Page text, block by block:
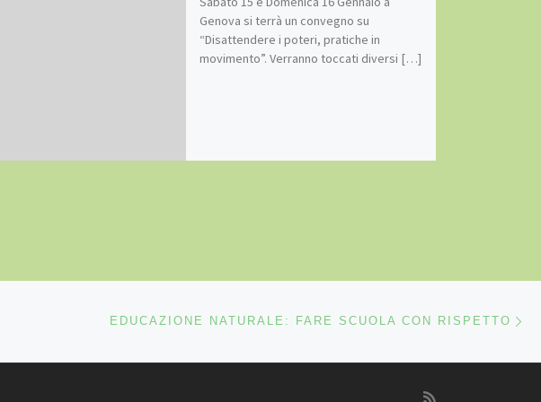
Genova si terrà un convegno su
“Disattendere i poteri, pratiche in
movimento”. Verranno toccati diversi […]
ALLA LISTA DEGLI ARTICOLI
EDUCAZIONE NATURALE: FARE SCUOLA CON RISPETTO